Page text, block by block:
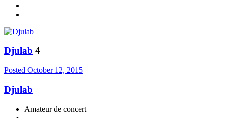
Djulab 4
Posted October 12, 2015
Djulab
Amateur de concert